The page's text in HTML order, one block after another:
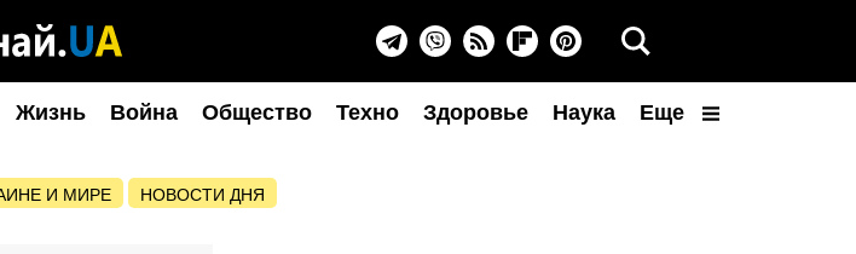
Жизнь Война Общество Техно Здоровье Наука Еще
И МИРЕ НОВОСТИ ДНЯ